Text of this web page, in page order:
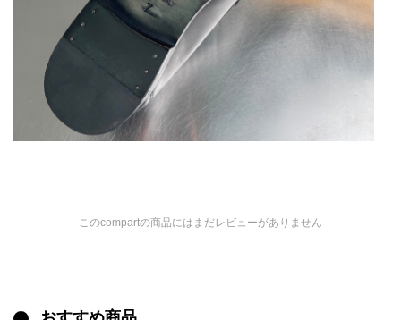
このcompartの商品にはまだレビューがありません